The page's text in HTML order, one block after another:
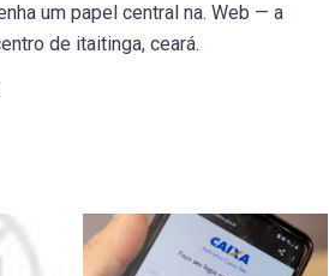
um papel central na. Web — a
de itaitinga, ceará.